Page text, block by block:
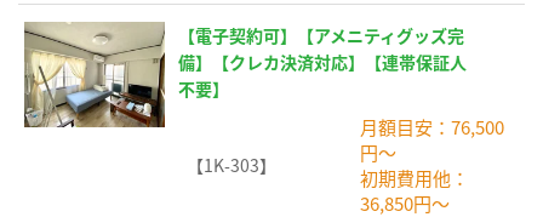
【電子契約可】【アメニティグッズ完
備】【クレカ決済対応】【連帯保証人
不要】
【1K-303】
月額目安：76,500
円～
初期費用他：
36,850円～